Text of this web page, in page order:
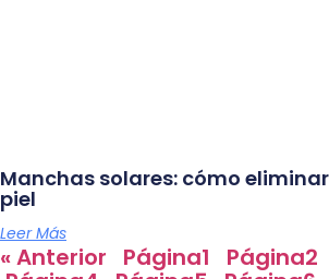
Manchas solares: cómo
piel
Leer Más
« Anterior Página1 Página2